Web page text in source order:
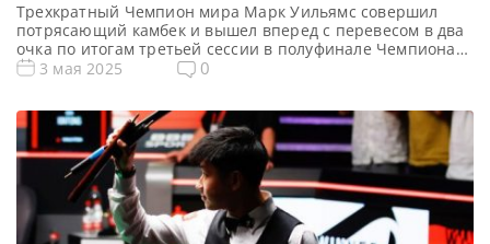
Трехкратный Чемпион мира Марк Уильямс совершил
потрясающий камбек и вышел вперед с перевесом в два
очка по итогам третьей сессии в полуфинале Чемпионата
мира, сообщает WST Ветеран снукера Марк Уильямс
выходившим в финал Чемпионата мира в Крусибле. Он
укрепил свои позиции, обыгрывая […]
3 мая 2025 0